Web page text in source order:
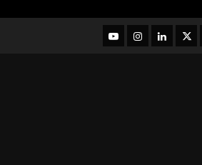
YouTubeInstagram
LinkedIn